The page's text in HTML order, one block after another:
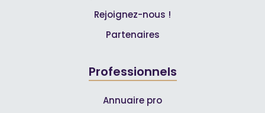
Rejoignez-nous !
Partenaires
Professionnels
Annuaire pro